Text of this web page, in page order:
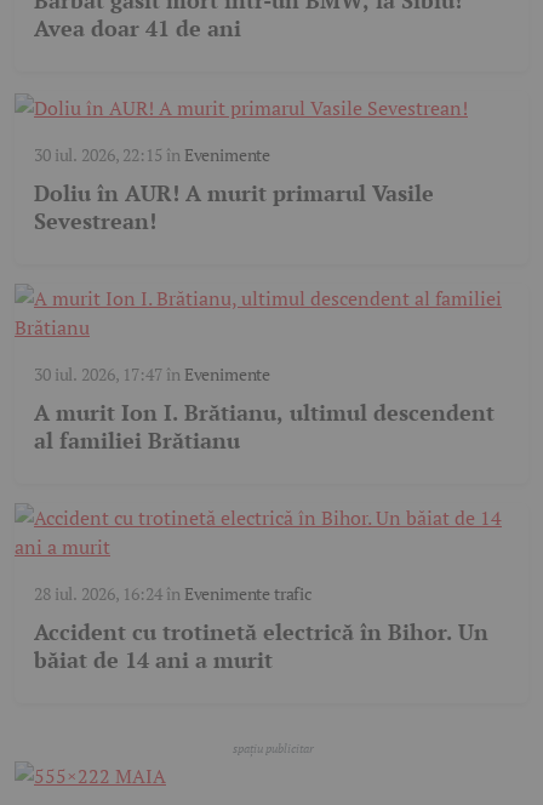
Avea doar 41 de ani
30 iul. 2026, 22:15 în Evenimente
Doliu în AUR! A murit primarul Vasile
Sevestrean!
30 iul. 2026, 17:47în Evenimente
A murit Ion I. Brătianu, ultimul descendent
al familiei Brătianu
28 iul. 2026, 16:24în Evenimente trafic
Accident cu trotinetă electrică în Bihor. Un
băiat de 14 ani a murit